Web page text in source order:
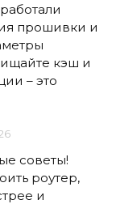
прошивки и
кэш и
– это
советы!
роутер,
и